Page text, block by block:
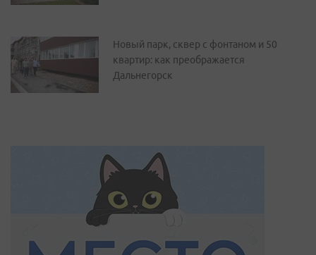
Новый парк, сквер с фонтаном и 50
квартир: как преображается
Дальнегорск